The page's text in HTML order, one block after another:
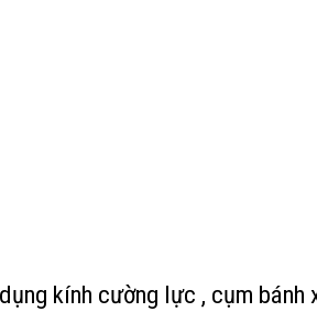
kính cường lực , cụm bánh